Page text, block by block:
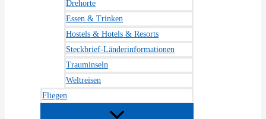
Drehorte
Essen & Trinken
Hostels & Hotels & Resorts
Steckbrief-Länderinformationen
Trauminseln
Weltreisen
Fliegen